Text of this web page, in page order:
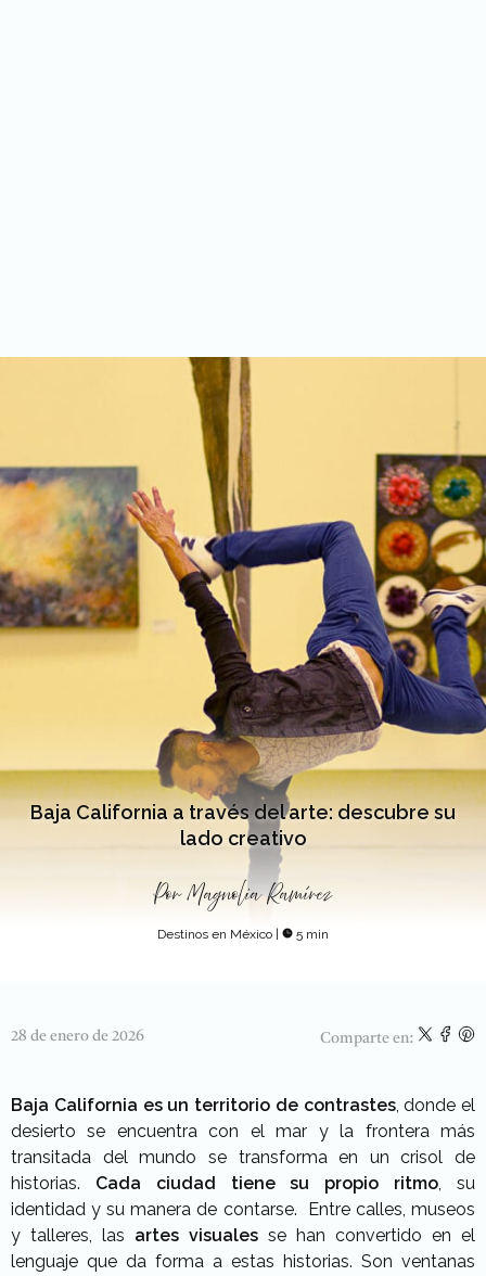
Baja California a través del arte: descubre su
lado creativo
Por Magnolia Ramírez
Destinos en México | 5 min
28 de enero de 2026 Comparte en:
Baja California es un territorio de contrastes, donde el
desierto se encuentra con el mar y la frontera más
transitada del mundo se transforma en un crisol de
historias. Cada ciudad tiene su propio ritmo , su
identidad y su manera de contarse. Entre calles, museos
y talleres, las artes visuales se han convertido en el
lenguaje que da forma a estas historias. Son ventanas